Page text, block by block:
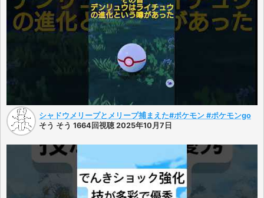
シャドウメリープとメリープ捕まえた#ポケモン #ポケモンgo
そう そう 1664回視聴 2025年10月7日